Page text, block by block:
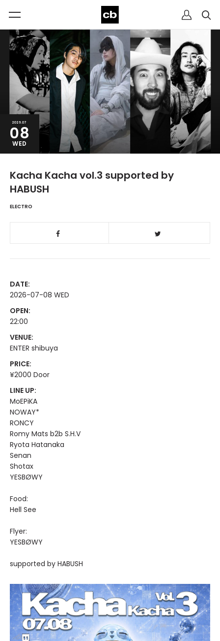
2026.07
08
WED
Kacha Kacha vol.3 supported by
HABUSH
ELECTRO
DATE:
2026-07-08 WED
OPEN:
22:00
VENUE:
ENTER shibuya
PRICE:
¥2000 Door
LINE UP:
MoEPiKA
NOWAY*
RONCY
Romy Mats b2b S.H.V
Ryota Hatanaka
Senan
Shotax
YESBØWY
Food:
Hell See
Flyer:
YESBØWY
supported by HABUSH